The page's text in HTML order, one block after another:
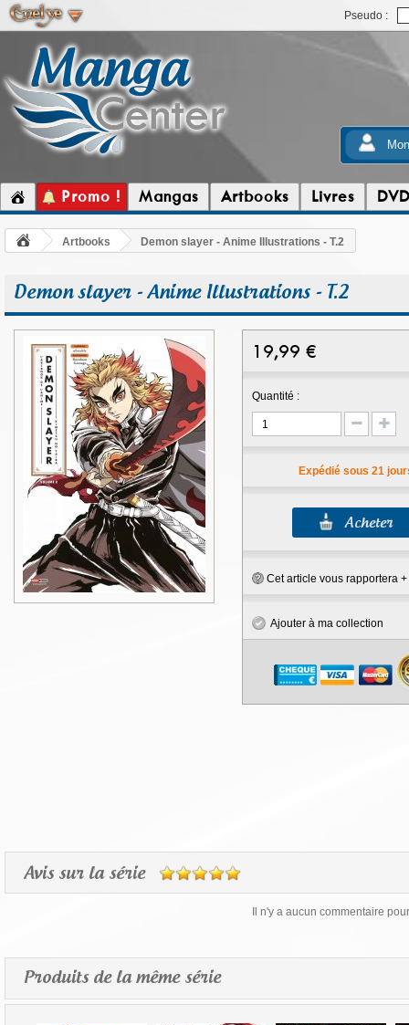
Pseudo :
Promo ! Mangas Artbooks Livres DVD
Artbooks Demon slayer - Anime Illustrations - T.2
Demon slayer - Anime Illustrations - T.2
19,99 €
Quantité :
Expédié sous 21
Cet article vous rapportera +
Ajouter à ma collection
Avis sur la série
Il n'y a aucun commentaire
Produits de la même série